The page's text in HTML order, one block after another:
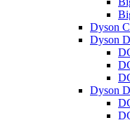
Dyson
Dyson
Dyson